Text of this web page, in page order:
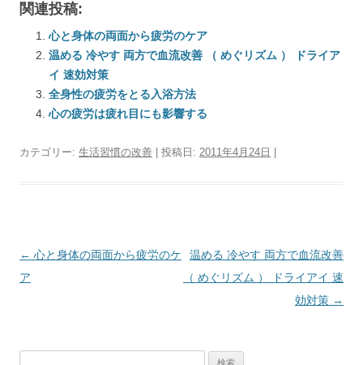
関連投稿:
心と身体の両面から疲労のケア
温める 冷やす 両方で血流改善 （ めぐリズム ） ドライア
イ 速効対策
全身性の疲労をとる入浴方法
心の疲労は疲れ目にも影響する
カテゴリー: 生活習慣の改善 | 投稿日: 2011年4月24日
投
稿
← 心と身体の両面から疲労のケ
ア
温める 冷やす 両方で血流改善
（ めぐリズム ） ドライアイ 速
効対策 →